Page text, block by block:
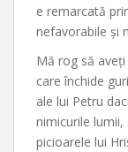
e remarcată
nefavorabile și
Mă rog să
care închide
ale lui Petru
nimicurile
picioarele lui